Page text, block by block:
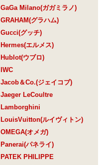
GaGa Milano(ガガミラノ)
GRAHAM(グラハム)
Gucci(グッチ)
Hermes(エルメス)
Hublot(ウブロ)
IWC
Jacob＆Co.(ジェイコブ)
Jaeger LeCoultre
Lamborghini
LouisVuitton(ルイヴィトン)
OMEGA(オメガ)
Panerai(パネライ)
PATEK PHILIPPE